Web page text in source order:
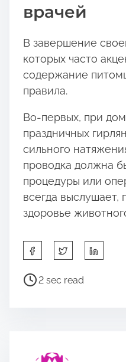
врачей
В завершение
которых часто
содержание
правила.
Во-первых, при
праздничных
сильного
проводка должна
процедуры или
всегда
здоровье
h
a
P
o
2 sec read